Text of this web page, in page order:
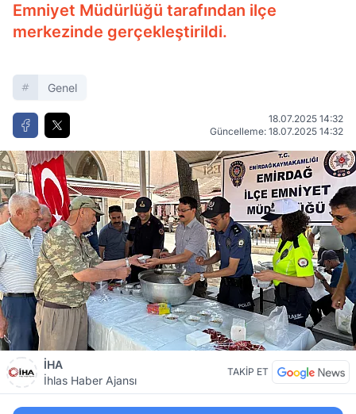
Emniyet Müdürlüğü tarafından ilçe
merkezinde gerçekleştirildi.
Genel
18.07.2025 14:32
Güncelleme: 18.07.2025 14:32
İHA
İhlas Haber Ajansı
TAKİP ET